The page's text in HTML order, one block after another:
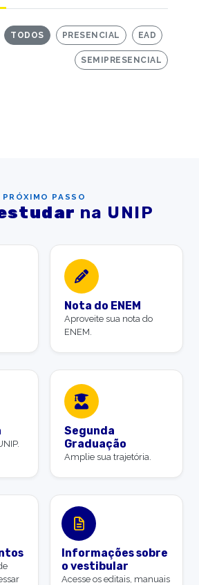
TODOS PRESENCIAL EAD
SEMIPRESENCIAL
PRÓXIMO PASSO
na UNIP
Nota do ENEM
Aproveite sua nota do
ENEM.
Segunda
Graduação
Amplie sua trajetória.
Informações sobre
o vestibular
Acesse os editais, manuais